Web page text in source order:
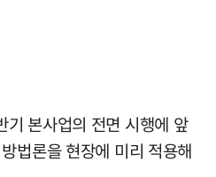
기 본사업의 전면 시행에 앞
법론을 현장에 미리 적용해